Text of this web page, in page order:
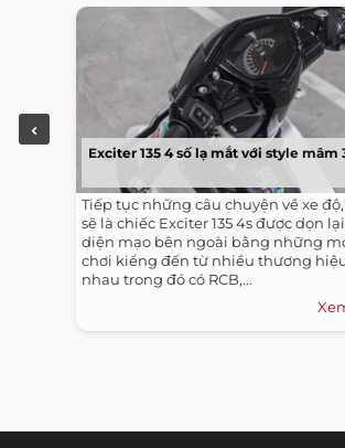
Exciter 135 4 số lạ mắt với style mâm
Tiếp tục những câu chuyện về xe
sẽ là chiếc Exciter 135 4s được dọn
diện mạo bên ngoài bằng những
chơi kiểng đến từ nhiều thương
nhau trong đó có RCB,...